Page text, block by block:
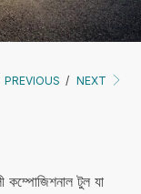
PREVIOUS / NEXT
কম্পোজিশনাল টুল যা